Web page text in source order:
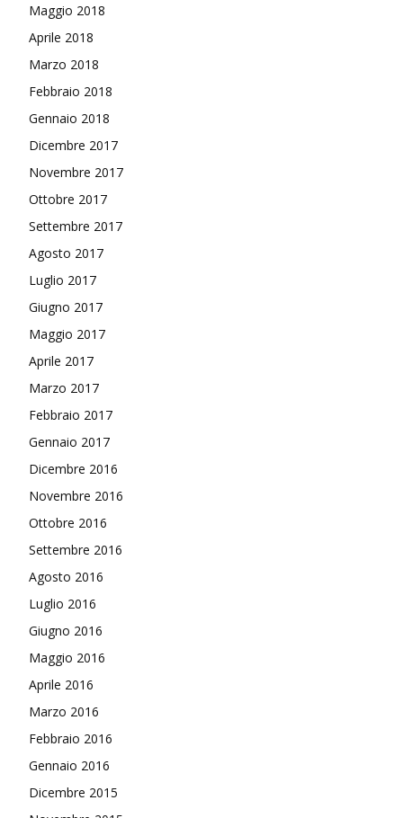
Maggio 2018
Aprile 2018
Marzo 2018
Febbraio 2018
Gennaio 2018
Dicembre 2017
Novembre 2017
Ottobre 2017
Settembre 2017
Agosto 2017
Luglio 2017
Giugno 2017
Maggio 2017
Aprile 2017
Marzo 2017
Febbraio 2017
Gennaio 2017
Dicembre 2016
Novembre 2016
Ottobre 2016
Settembre 2016
Agosto 2016
Luglio 2016
Giugno 2016
Maggio 2016
Aprile 2016
Marzo 2016
Febbraio 2016
Gennaio 2016
Dicembre 2015